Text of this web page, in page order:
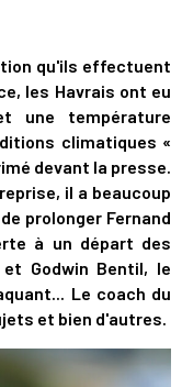
qu'ils effectuent
les Havrais ont eu
une température
climatiques «
devant la presse.
il a beaucoup
prolonger Fernand
à un départ des
Godwin Bentil, le
Le coach du
et bien d'autres.